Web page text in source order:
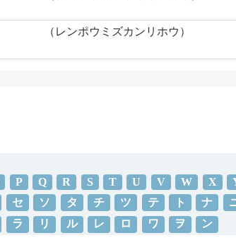
（レンポウミズカンリホウ）
P Q R S T U V W X
セ ソ タ チ ツ テ ト ナ
ラ リ ル レ ロ ワ ヲ ン